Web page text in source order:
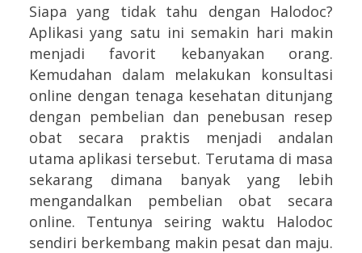
Siapa yang tidak tahu dengan Halodoc?
Aplikasi yang satu ini semakin hari makin
menjadi favorit kebanyakan orang.
Kemudahan dalam melakukan konsultasi
online dengan tenaga kesehatan ditunjang
dengan pembelian dan penebusan resep
obat secara praktis menjadi andalan
utama aplikasi tersebut. Terutama di masa
sekarang dimana banyak yang lebih
mengandalkan pembelian obat secara
online. Tentunya seiring waktu Halodoc
sendiri berkembang makin pesat dan maju.